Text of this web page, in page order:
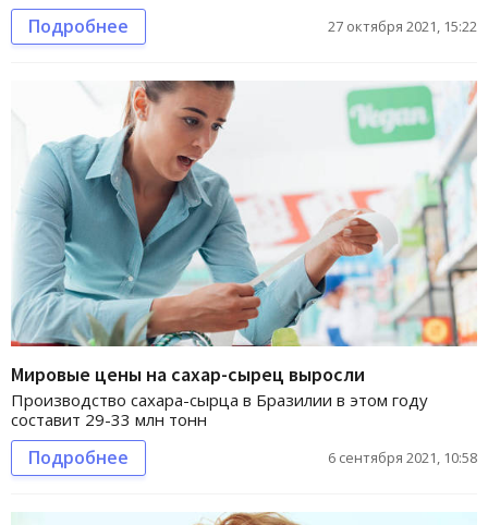
Подробнее 27 октября 2021, 15:22
Мировые цены на сахар-сырец выросли
Производство сахара-сырца в Бразилии в этом году
составит 29-33 млн тонн
Подробнее 6 сентября 2021, 10:58